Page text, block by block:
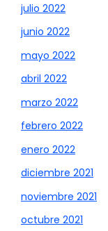
julio 2022
junio 2022
mayo 2022
abril 2022
marzo 2022
febrero 2022
enero 2022
diciembre 2021
noviembre 2021
octubre 2021